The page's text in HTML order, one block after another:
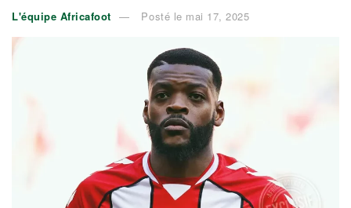
L'équipe Africafoot Posté le mai 17, 2025